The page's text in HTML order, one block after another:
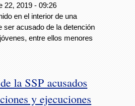
22, 2019 - 09:26
en el interior de una
ser acusado de la detención
entre ellos menores
la SSP acusados
y ejecuciones